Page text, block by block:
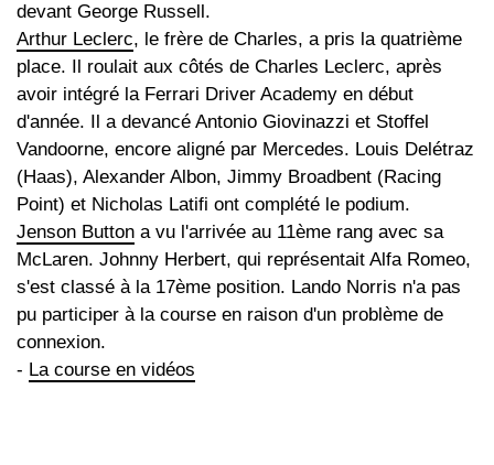
devant George Russell.
Arthur Leclerc, le frère de Charles, a pris la quatrième
place. Il roulait aux côtés de Charles Leclerc, après
avoir intégré la Ferrari Driver Academy en début
d'année. Il a devancé Antonio Giovinazzi et Stoffel
Vandoorne, encore aligné par Mercedes. Louis Delétraz
(Haas), Alexander Albon, Jimmy Broadbent (Racing
Point) et Nicholas Latifi ont complété le podium.
Jenson Button a vu l'arrivée au 11ème rang avec sa
McLaren. Johnny Herbert, qui représentait Alfa Romeo,
s'est classé à la 17ème position. Lando Norris n'a pas
pu participer à la course en raison d'un problème de
connexion.
- La course en vidéos